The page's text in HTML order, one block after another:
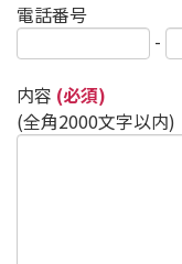
電話番号
-
内容 (必須)
(全角2000文字以内)